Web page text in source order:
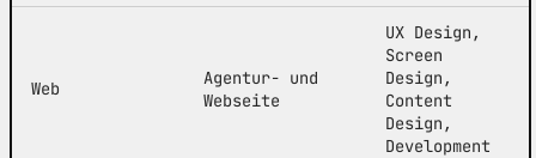
Web
Agentur- und
Webseite
UX Design,
Screen
Design,
Content
Design,
Development